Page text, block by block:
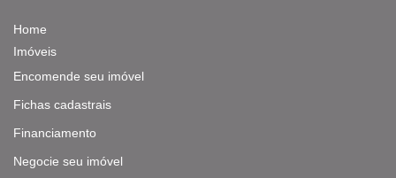
Home
Imóveis
Encomende seu imóvel
Fichas cadastrais
Financiamento
Negocie seu imóvel